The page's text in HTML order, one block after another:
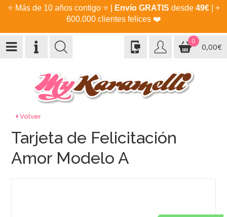
⭐ Más de 10 años contigo ⭐ Envío GRATIS desde 49€| +
600.000 clientes felices ❤️
0
0,00€
Volver
Tarjeta de Felicitación
Amor Modelo A